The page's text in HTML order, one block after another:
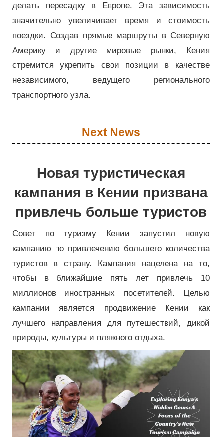
делать пересадку в Европе. Эта зависимость
значительно увеличивает время и стоимость
поездки. Создав прямые маршруты в Северную
Америку и другие мировые рынки, Кения
стремится укрепить свои позиции в качестве
независимого, ведущего регионального
транспортного узла.
Next News
Новая туристическая
кампания в Кении призвана
привлечь больше туристов
Совет по туризму Кении запустил новую
кампанию по привлечению большего количества
туристов в страну. Кампания нацелена на то,
чтобы в ближайшие пять лет привлечь 10
миллионов иностранных посетителей. Целью
кампании является продвижение Кении как
лучшего направления для путешествий, дикой
природы, культуры и пляжного отдыха.